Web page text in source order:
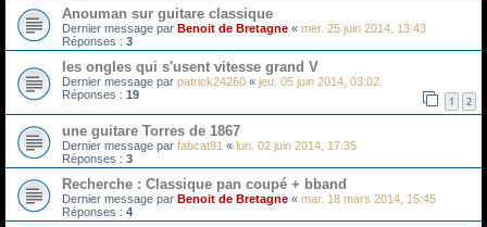
Anouman sur guitare classique
Dernier message par Benoit de Bretagne « mer. 25 juin 2014, 13:43
Réponses : 3
les ongles qui s'usent vitesse grand V
Dernier message par patrick24260 « jeu. 05 juin 2014, 03:02
Réponses : 19 1 2
une guitare Torres de 1867
Dernier message par fabcat91 « lun. 02 juin 2014, 17:35
Réponses : 3
Recherche : Classique pan coupé + bband
Dernier message par Benoit de Bretagne « mar. 18 mars 2014, 15:45
Réponses : 4